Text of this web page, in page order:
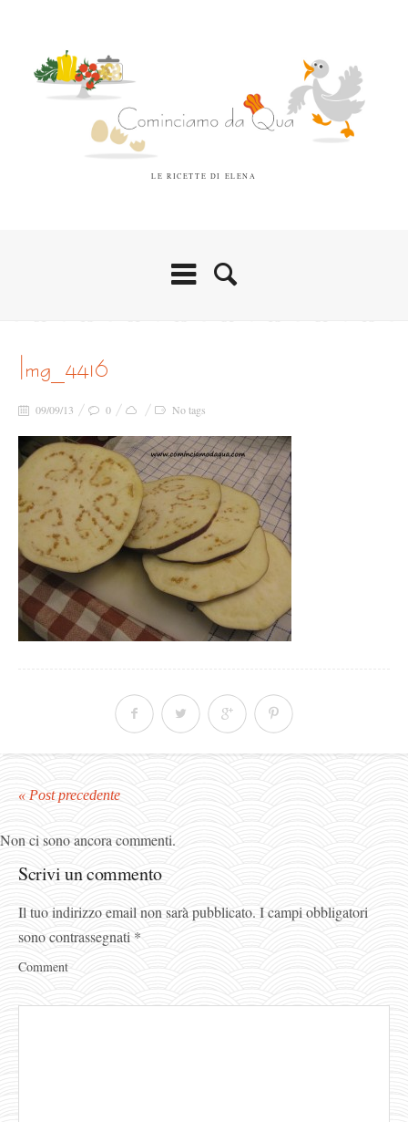
LE RICETTE DI ELENA
img_4416
09/09/13 0 No tags
« Post precedente
Non ci sono ancora commenti.
Scrivi un commento
Il tuo indirizzo email non sarà pubblicato. I campi obbligatori
sono contrassegnati *
Comment